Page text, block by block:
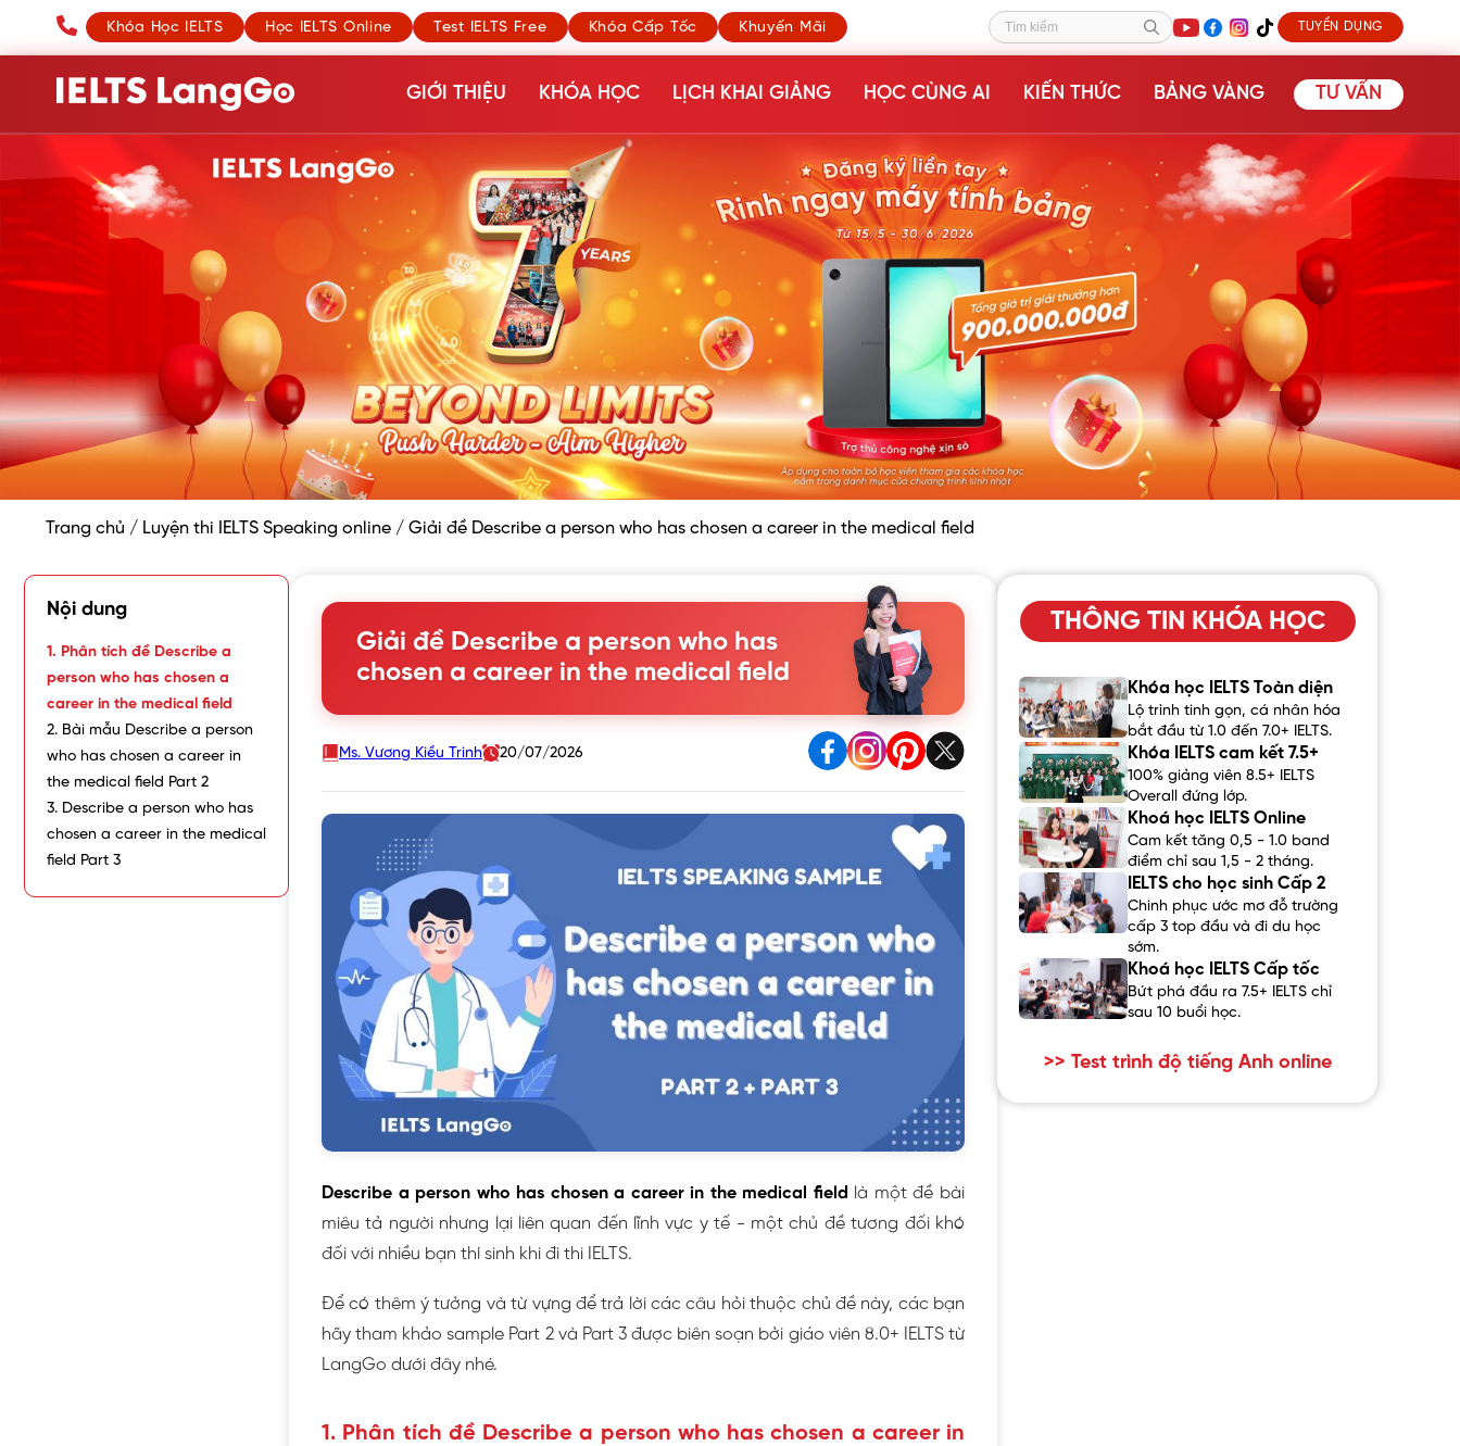
Khóa Học IELTS Học IELTS Online Test IELTS Free Khóa Cấp Tốc Khuyến Mãi Tìm kiếm TUYỂN DỤNG
GIỚI THIỆU KHÓA HỌC LỊCH KHAI GIẢNG HỌC CÙNG AI KIẾN THỨC BẢNG VÀNG TƯ VẤN
Trang chủ / Luyện thi IELTS Speaking online / Giải đề Describe a person who has chosen a career in the medical field
Nội dung
1. Phân tích đề Describe a
person who has chosen a
career in the medical field
2. Bài mẫu Describe a person
who has chosen a career in
the medical field Part 2
3. Describe a person who has
chosen a career in the medical
field Part 3
Giải đề Describe a person who has
chosen a career in the medical field
Ms. Vương Kiều Trinh 20/07/2026
Describe a person who has chosen a career in the medical field là một đề bài
miêu tả người nhưng lại liên quan đến lĩnh vực y tế - một chủ đề tương đối khó
đối với nhiều bạn thí sinh khi đi thi IELTS.
Để có thêm ý tưởng và từ vựng để trả lời các câu hỏi thuộc chủ đề này, các bạn
hãy tham khảo sample Part 2 và Part 3 được biên soạn bởi giáo viên 8.0+ IELTS từ
LangGo dưới đây nhé.
1. Phân tích đề Describe a person who has chosen a career in
THÔNG TIN KHÓA HỌC
Khóa học IELTS Toàn diện
Lộ trình tinh gọn, cá nhân hóa
bắt đầu từ 1.0 đến 7.0+ IELTS.
Khóa IELTS cam kết 7.5+
100% giảng viên 8.5+ IELTS
Overall đứng lớp.
Khoá học IELTS Online
Cam kết tăng 0,5 - 1.0 band
điểm chỉ sau 1,5 - 2 tháng.
IELTS cho học sinh Cấp 2
Chinh phục ước mơ đỗ trường
cấp 3 top đầu và đi du học
sớm.
Khoá học IELTS Cấp tốc
Bứt phá đầu ra 7.5+ IELTS chỉ
sau 10 buổi học.
>> Test trình độ tiếng Anh online